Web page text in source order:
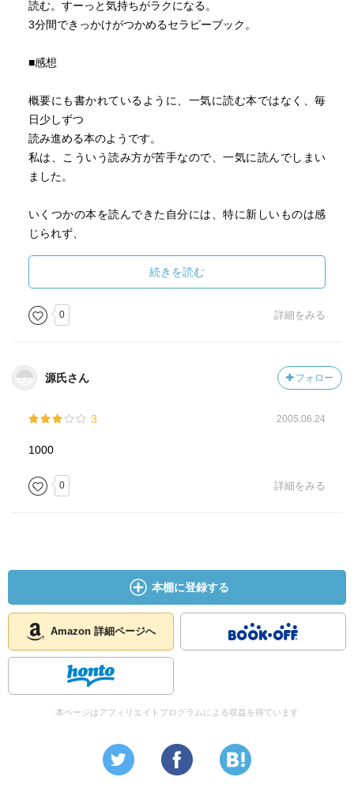
読む。すーっと気持ちがラクになる。
3分間できっかけがつかめるセラピーブック。
■感想
概要にも書かれているように、一気に読む本ではなく、毎
日少しずつ
読み進める本のようです。
私は、こういう読み方が苦手なので、一気に読んでしまい
ました。
いくつかの本を読んできた自分には、特に新しいものは感
じられず、
非常に理にかなったことを言っていますし、言っている事
には基本的に
ただし、この人オリジナルの言葉というのは皆無です。
どこかで聞いたことある言葉ばかりです。
また、本書の中で、「この人他人の事はほんとうにどうで
(この人の根の部分が出てしまっていた気がします。)
・「出来ないことに悩む」前に「出来る事をすべてやると
いう」ことを
考えて下さい。
出来る事をすべてやりつくして、それでも物足りなけれ
ばできない事
をやればいいのです。
「出来る事をやり尽くす」ことさえ並大抵のことではな
・★「誰も私を不機嫌にさせることは出来ない」と胸の中
続きを読む
0 詳細をみる
源氏さん フォロー
3 2005.06.24
1000
0 詳細をみる
本棚に登録する
Amazon 詳細ページへ
本ページはアフィリエイトプログラムによる収益を得ています